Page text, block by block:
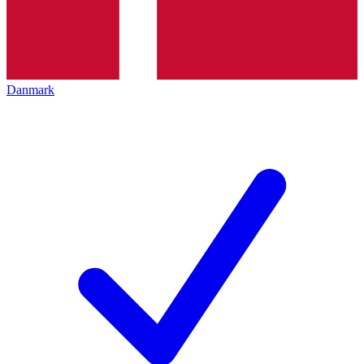
Danmark